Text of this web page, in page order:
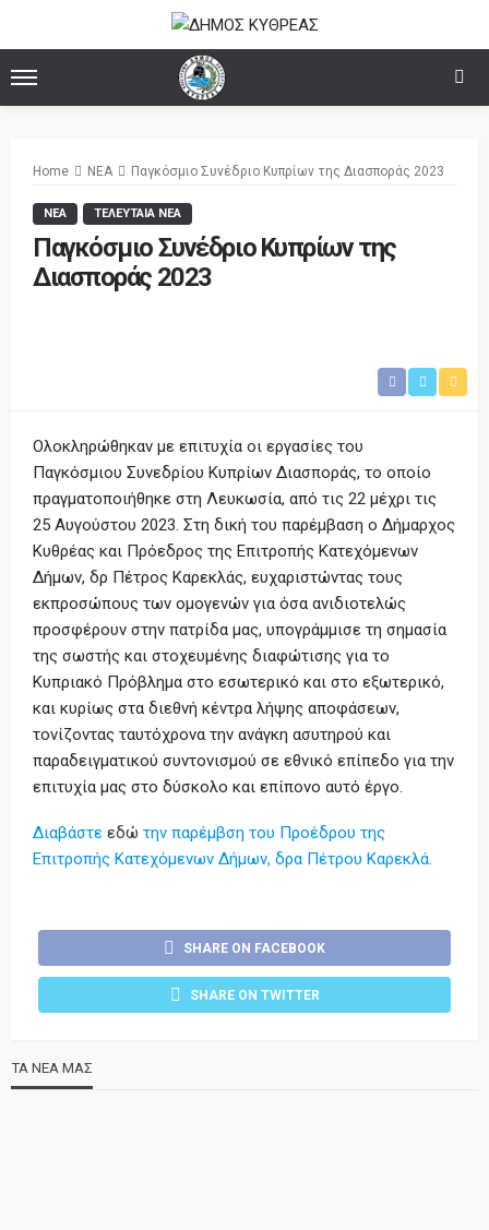
Home ΝΕΑ Παγκόσμιο Συνέδριο Κυπρίων της Διασποράς 2023
ΝΕΑ ΤΕΛΕΥΤΑΙΑ ΝΕΑ
Παγκόσμιο Συνέδριο Κυπρίων της
Διασποράς 2023
Ολοκληρώθηκαν με επιτυχία οι εργασίες του
Παγκόσμιου Συνεδρίου Κυπρίων Διασποράς, το οποίο
πραγματοποιήθηκε στη Λευκωσία, από τις 22 μέχρι τις
25 Αυγούστου 2023. Στη δική του παρέμβαση ο Δήμαρχος
Κυθρέας και Πρόεδρος της Επιτροπής Κατεχόμενων
Δήμων, δρ Πέτρος Καρεκλάς, ευχαριστώντας τους
εκπροσώπους των ομογενών για όσα ανιδιοτελώς
προσφέρουν στην πατρίδα μας, υπογράμμισε τη σημασία
της σωστής και στοχευμένης διαφώτισης για το
Κυπριακό Πρόβλημα στο εσωτερικό και στο εξωτερικό,
και κυρίως στα διεθνή κέντρα λήψης αποφάσεων,
τονίζοντας ταυτόχρονα την ανάγκη ασυτηρού και
παραδειγματικού συντονισμού σε εθνικό επίπεδο για την
επιτυχία μας στο δύσκολο και επίπονο αυτό έργο.
Διαβάστε εδώ την παρέμβση του Προέδρου της
Επιτροπής Κατεχόμενων Δήμων, δρα Πέτρου Καρεκλά.
SHARE ON FACEBOOK
SHARE ON TWITTER
ΤΑ ΝΕΑ ΜΑΣ